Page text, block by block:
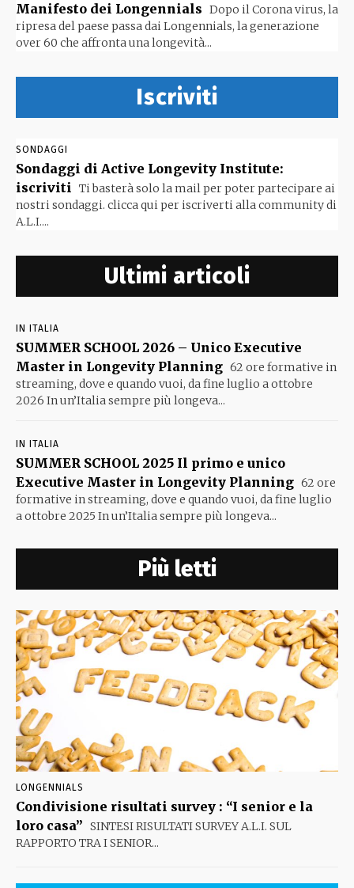
Manifesto dei Longennials Dopo il Corona virus, la
ripresa del paese passa dai Longennials, la generazione
over 60 che affronta una longevità...
Iscriviti
SONDAGGI
Sondaggi di Active Longevity Institute:
iscriviti Ti basterà solo la mail per poter partecipare ai
nostri sondaggi. clicca qui per iscriverti alla community di
A.L.I....
Ultimi articoli
IN ITALIA
SUMMER SCHOOL 2026 – Unico Executive
Master in Longevity Planning 62 ore formative in
streaming, dove e quando vuoi, da fine luglio a ottobre
2026 In un’Italia sempre più longeva...
IN ITALIA
SUMMER SCHOOL 2025 Il primo e unico
Executive Master in Longevity Planning 62 ore
formative in streaming, dove e quando vuoi, da fine luglio
a ottobre 2025 In un’Italia sempre più longeva...
Più letti
LONGENNIALS
Condivisione risultati survey : “I senior e la
loro casa” SINTESI RISULTATI SURVEY A.L.I. SUL
RAPPORTO TRA I SENIOR...